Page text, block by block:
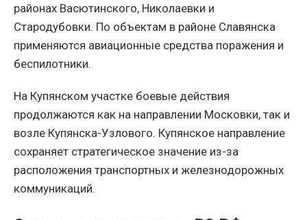
районах Васютинского, Николаевки и
Стародубовки. По объектам в районе Славянска
применяются авиационные средства поражения и
беспилотники.
На Купянском участке боевые действия
продолжаются как на направлении Московки, так и
возле Купянска-Узлового. Купянское направление
сохраняет стратегическое значение из-за
расположения транспортных и железнодорожных
коммуникаций.